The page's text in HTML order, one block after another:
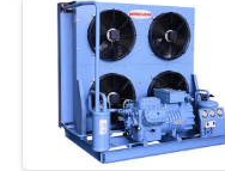
SITEMAP
PRIVACY
POLICY